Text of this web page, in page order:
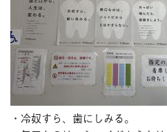
・冷奴すら、歯にしみる。